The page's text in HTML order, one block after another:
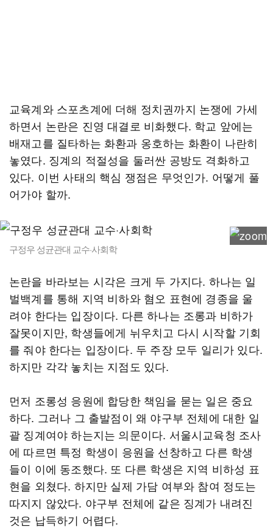
교육계와 스포츠계에 더해 정치권까지 논쟁에 가세
하면서 논란은 진영 대결로 비화했다. 학교 앞에는
배재고를 질타하는 화환과 옹호하는 화환이 나란히
놓였다. 징계의 적절성을 둘러싼 공방도 격화하고
있다. 이번 사태의 핵심 쟁점은 무엇인가. 어떻게 풀
어가야 할까.
구정우 성균관대 교수·사회학
논란을 바라보는 시각은 크게 두 가지다. 하나는 일
벌백계를 통해 지역 비하와 혐오 표현에 경종을 울
려야 한다는 입장이다. 다른 하나는 조롱과 비하가
잘못이지만, 학생들에게 뉘우치고 다시 시작할 기회
를 줘야 한다는 입장이다. 두 주장 모두 일리가 있다.
하지만 각각 놓치는 지점도 있다.
먼저 조롱성 응원에 합당한 책임을 묻는 일은 중요
하다. 그러나 그 출발점이 왜 야구부 전체에 대한 일
괄 징계여야 하는지는 의문이다. 서울시교육청 조사
에 따르면 특정 학생이 응원을 선창하고 다른 학생
들이 이에 동조했다. 또 다른 학생은 지역 비하성 표
현을 외쳤다. 하지만 실제 가담 여부와 참여 정도는
따지지 않았다. 야구부 전체에 같은 징계가 내려진
것은 납득하기 어렵다.